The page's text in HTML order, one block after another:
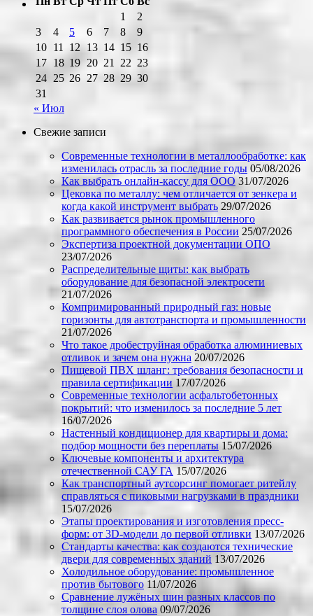
1
2
3
4 5 6 7 8
9
10 11 12 13 14 15 16
17 18 19 20 21 22 23
24 25 26 27 28 29 30
31
« Июл
Свежие записи
Современные технологии в металлообработке: как
изменилась отрасль за последние годы 05/08/2026
Как выбрать онлайн-кассу для ООО 31/07/2026
Цековка по металлу: чем отличается от зенкера и
когда какой инструмент выбрать 29/07/2026
Как развивается рынок промышленного
программного обеспечения в России 25/07/2026
Экспертиза проектной документации ОПО
23/07/2026
Распределительные щиты: как выбрать
оборудование для безопасной электросети
21/07/2026
Компримированный природный газ: новые
горизонты для автотранспорта и промышленности
21/07/2026
Что такое дробеструйная обработка алюминиевых
отливок и зачем она нужна 20/07/2026
Пищевой ПВХ шланг: требования безопасности и
правила сертификации 17/07/2026
Современные технологии асфальтобетонных
покрытий: что изменилось за последние 5 лет
16/07/2026
Настенный кондиционер для квартиры и дома:
подбор мощности без переплаты 15/07/2026
Ключевые компоненты и архитектура
отечественной САУ ГА 15/07/2026
Как транспортный аутсорсинг помогает ритейлу
справляться с пиковыми нагрузками в праздники
15/07/2026
Этапы проектирования и изготовления пресс-
форм: от 3D-модели до первой отливки 13/07/2026
Стандарты качества: как создаются технические
двери для современных зданий 13/07/2026
Холодильное оборудование: промышленное
против бытового 11/07/2026
Сравнение лужёных шин разных классов по
толщине слоя олова 09/07/2026